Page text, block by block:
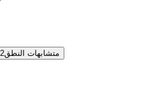
متشابهات النطق2